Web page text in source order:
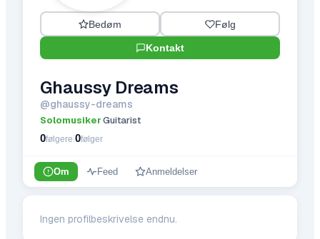
Bedøm Følg
Kontakt
Ghaussy Dreams
@ghaussy-dreams
Solomusiker·Guitarist
0følgere 0følger
Om Feed Anmeldelser
Ingen profilbeskrivelse endnu.